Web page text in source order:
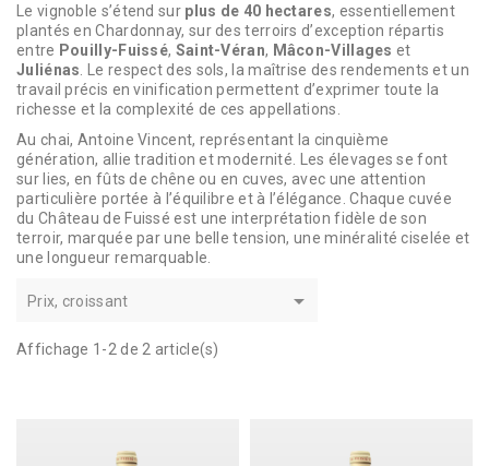
Le vignoble s’étend sur plus de 40 hectares, essentiellement
plantés en Chardonnay, sur des terroirs d’exception répartis
entre Pouilly-Fuissé, Saint-Véran, Mâcon-Villages et
Juliénas . Le respect des sols, la maîtrise des rendements et un
travail précis en vinification permettent d’exprimer toute la
richesse et la complexité de ces appellations.
Au chai, Antoine Vincent, représentant la cinquième
génération, allie tradition et modernité. Les élevages se font
sur lies, en fûts de chêne ou en cuves, avec une attention
particulière portée à l’équilibre et à l’élégance. Chaque cuvée
du Château de Fuissé est une interprétation fidèle de son
terroir, marquée par une belle tension, une minéralité ciselée et
une longueur remarquable.
Prix, croissant 
Affichage 1-2 de 2 article(s)